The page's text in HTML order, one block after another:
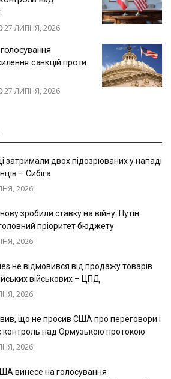
27 ЛИПНЯ, 2026
санкцій проти
27 ЛИПНЯ, 2026
затримали двох підозрюваних у нападі
– Сибіга
2026
зробили ставку на війну: Путін
пріоритет бюджету
2026
не відмовився від продажу товарів
військових – ЦПД
2026
що не просив США про переговори і
контроль над Ормузькою протокою
2026
винесе на голосування